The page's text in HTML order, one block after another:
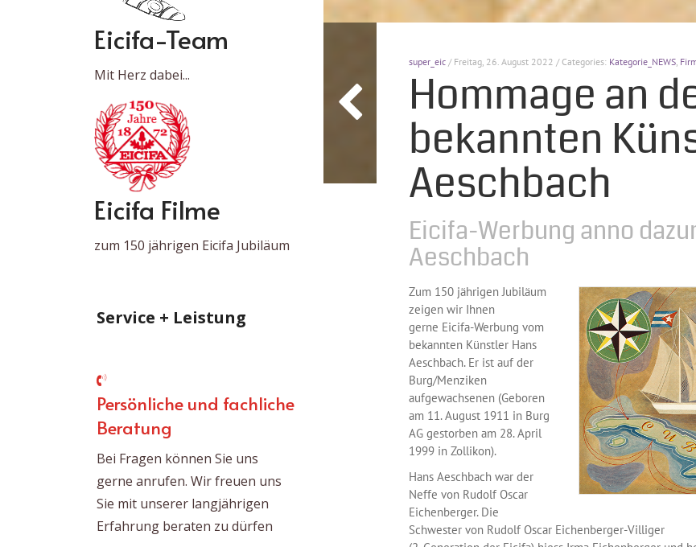
Eicifa-Team
Mit Herz dabei...
Eicifa Filme
zum 150 jährigen Eicifa Jubiläum
Service + Leistung
Persönliche und fachliche
Beratung
Bei Fragen können Sie uns
gerne anrufen. Wir freuen uns
Sie mit unserer langjährigen
Erfahrung beraten zu dürfen
super_eic / Freitag, 26. August 2022 / Categories: Kategorie_NEWS,
Hommage an
bekannten
Aeschbach
Eicifa-Werbung anno
Aeschbach
Zum 150 jährigen Jubiläum
zeigen wir Ihnen
gerne Eicifa-Werbung vom
bekannten Künstler Hans
Aeschbach. Er ist auf der
Burg/Menziken
aufgewachsenen (Geboren
am 11. August 1911 in Burg
AG gestorben am 28. April
1999 in Zollikon).
Hans Aeschbach war der
Neffe von Rudolf Oscar
Eichenberger. Die
Schwester von Rudolf Oscar Eichenberger-Villiger